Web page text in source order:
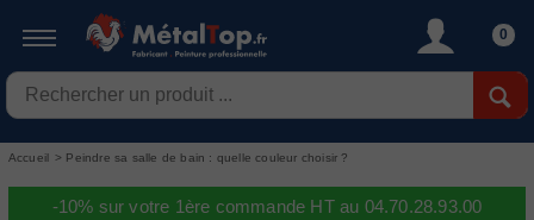
0
Accueil > Peindre sa salle de bain : quelle couleur choisir ?
-10% sur votre 1ère commande HT au 04.70.28.93.00